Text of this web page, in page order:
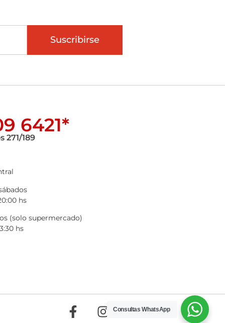
Suscribirse
6421*
271/189
hs
(solo supermercado)
hs
Consultas WhatsApp